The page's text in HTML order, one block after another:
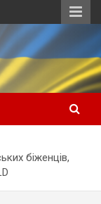
новини
біженців,